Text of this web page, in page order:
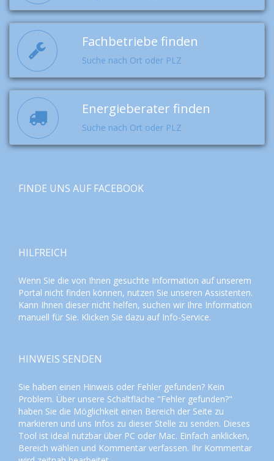
Fachbetriebe finden
Suche nach Ort oder PLZ
Energieberater finden
Suche nach Ort oder PLZ
FINDE UNS AUF FACEBOOK
HILFREICH
Wenn Sie die von Ihnen gesuchte Information auf unserem
Portal nicht finden können, nutzen Sie unseren Assistenten.
Kann Ihnen dieser nicht helfen, suchen wir Ihre Information
manuell für Sie. Klicken Sie dazu auf Info-Service.
HINWEIS SENDEN
Sie haben einen Hinweis oder Fehler gefunden? Kein
Problem. Über unsere Schaltfläche "Fehler gefunden?"
haben Sie die Möglichkeit einen Bereich der Seite zu
markieren und uns Infos zu dieser Stelle zu senden. Dieses
Tool ist ideal nutzbar über PC oder Mac. Einfach anklicken,
Bereich wählen und Kommentar verfassen. Ihr Kommentar